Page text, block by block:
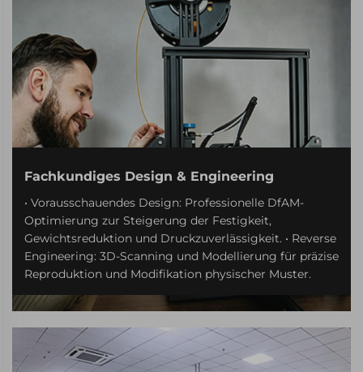
Fachkundiges Design & Engineering
• Vorausschauendes Design: Professionelle DfAM-
Optimierung zur Steigerung der Festigkeit,
Gewichtsreduktion und Druckzuverlässigkeit. • Reverse
Engineering: 3D-Scanning und Modellierung für präzise
Reproduktion und Modifikation physischer Muster.